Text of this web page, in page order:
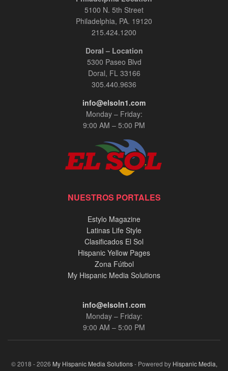
5100 N. 5th Street
Philadelphia, PA. 19120
215.424.1200
Doral – Location
5300 Paseo Blvd
Doral, FL 33166
305.440.9636
info@elsoln1.com
Monday – Friday:
9:00 AM – 5:00 PM
NUESTROS PORTALES
Estylo Magazine
Latinas Life Style
Clasificados El Sol
Hispanic Yellow Pages
Zona Fútbol
My Hispanic Media Solutions
info@elsoln1.com
Monday – Friday:
9:00 AM – 5:00 PM
© 2018 - 2026 My Hispanic Media Solutions- Powered by Hispanic Media,